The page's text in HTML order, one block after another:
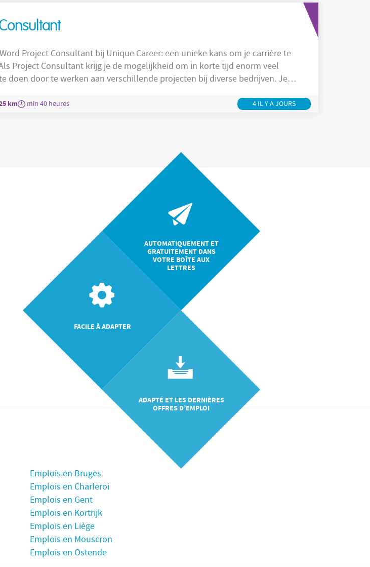
doen door te werken aan verschillende projecten bij diverse bedrijven. Je
Human Resources, Logistiek,
Management
km min 40 heures 4 IL Y A JOURS
AUTOMATIQUEMENT ET
GRATUITEMENT DANS
VOTRE BOÎTE AUX
LETTRES
FACILE À ADAPTER
ADAPTÉ ET LES DERNIÈRES
OFFRES D’EMPLOI
Emplois en Bruges
Emplois en Charleroi
Emplois en Gent
Emplois en Kortrijk
Emplois en Liège
Emplois en Mouscron
Emplois en Ostende